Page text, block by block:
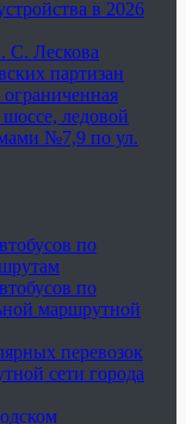
в 2026
С. Лескова
партизан
ледовой
№7,9 по ул.
по
по
маршрутной
перевозок
сети города